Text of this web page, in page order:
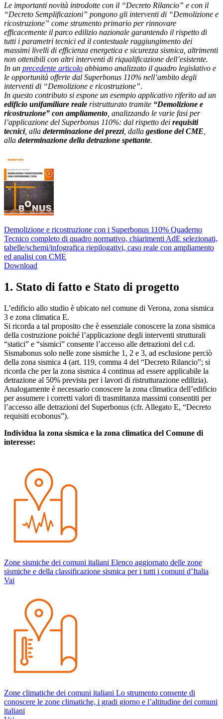
Le importanti novità introdotte con il “Decreto Rilancio” e con il
“Decreto Semplificazioni” pongono gli interventi di “Demolizione e
ricostruzione” come strumento primario per rinnovare
efficacemente il parco edilizio nazionale garantendo il rispetto di
tutti i parametri tecnici ed il contestuale raggiungimento dei
massimi livelli di efficienza energetica e sicurezza sismica, altrimenti
non ottenibili con altri interventi di riqualificazione dell’esistente.
In un precedente articolo abbiamo analizzato il quadro legislativo e
le opportunità offerte dal Superbonus 110% nell’ambito degli
interventi di “Demolizione e ricostruzione”.
In questo contributo si espone un esempio applicativo riferito ad un
edificio unifamiliare reale ristrutturato tramite “Demolizione e
ricostruzione” con ampliamento , analizzando le varie fasi per
l’applicazione del Superbonus 110%: dal rispetto dei requisiti
tecnici, alla determinazione dei prezzi, dalla gestione del CME
alla determinazione della detrazione spettante.
Demolizione e ricostruzione con i Superbonus 110% Quaderno
Tecnico completo di quadro normativo, chiarimenti AdE selezionati,
tabelle/schemi/infografica riepilogativi, caso reale con ampliamento
ed analisi con CME
Download
1. Stato di fatto e Stato di progetto
L’edificio allo studio è ubicato nel comune di Verona, zona sismica
3 e zona climatica E.
Si ricorda a tal proposito che è essenziale conoscere la zona sismica
della costruzione poiché l’applicazione degli interventi strutturali
“statici” e “sismici” consente l’accesso alle detrazioni del c.d.
Sismabonus solo nelle zone sismiche 1, 2 e 3, ad esclusione perciò
della zona sismica 4 (art. 119, comma 4 del “Decreto Rilancio”; si
ricorda che per la zona sismica 4 continua ad essere applicabile la
detrazione al 50% prevista per i lavori di ristrutturazione edilizia).
Analogamente è necessario conoscere la zona climatica dell’edificio
per assumere i corretti valori di trasmittanza massimi consentiti per
l’accesso alle detrazioni del Superbonus (cfr. Allegato E, “Decreto
requisiti ecobonus”).
Individua la zona sismica e la zona climatica del Comune di
interesse:
Zone sismiche dei comuni italiani Elenco aggiornato delle zone
sismiche e della classificazione sismica per i tutti i comuni d’Italia
Vai
Zone climatiche dei comuni italiani Lo strumento consente di
conoscere le zone climatiche, i gradi giorno e l’altitudine dei comuni
italiani